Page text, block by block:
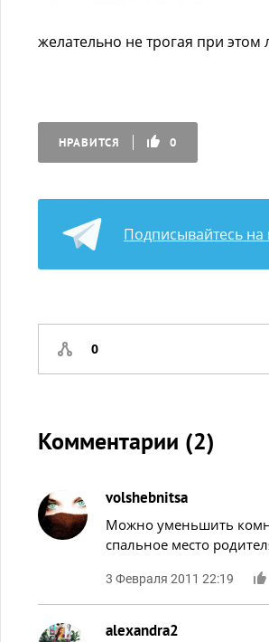
желательно не трогая при
НРАВИТСЯ 0
Подписывайтесь
0
Комментарии (2)
volshebnitsa
Можно уменьшить
спальное место
3 Февраля 2011 22:19
alexandra2